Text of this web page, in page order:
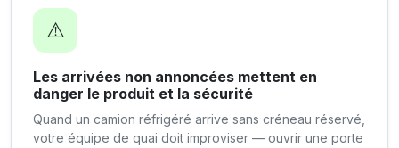
⚠️
Les arrivées non annoncées mettent en
danger le produit et la sécurité
Quand un camion réfrigéré arrive sans créneau réservé,
votre équipe de quai doit improviser — ouvrir une porte